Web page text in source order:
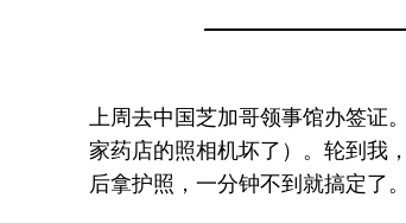
上周去中国芝加哥领事馆办签
家药店的照相机坏了）。轮到我
后拿护照，一分钟不到就搞定了。